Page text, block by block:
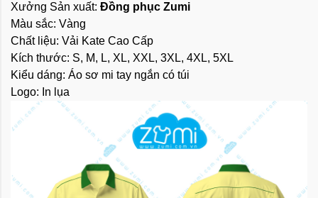
Xưởng Sản xuất: Đồng phục Zumi
Màu sắc: Vàng
Chất liệu: Vải Kate Cao Cấp
Kích thước: S, M, L, XL, XXL, 3XL, 4XL, 5XL
Kiểu dáng: Áo sơ mi tay ngắn có túi
Logo: In lụa